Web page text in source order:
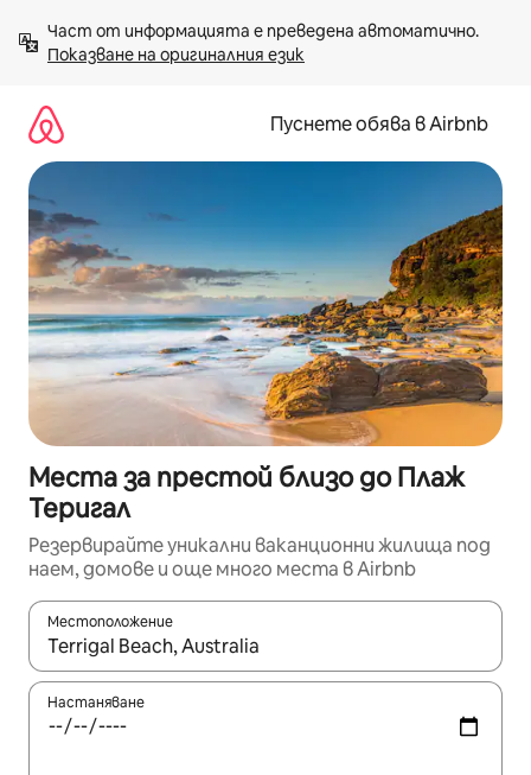
към
съдържанието
Показване на оригиналния език
Пуснете обява в Airbnb
Места за престой близо до Плаж
Теригал
Резервирайте уникални ваканционни жилища под
наем, домове и още много места в Airbnb
Местоположение
Когато резултатите се покажат, използвайте
Настаняване